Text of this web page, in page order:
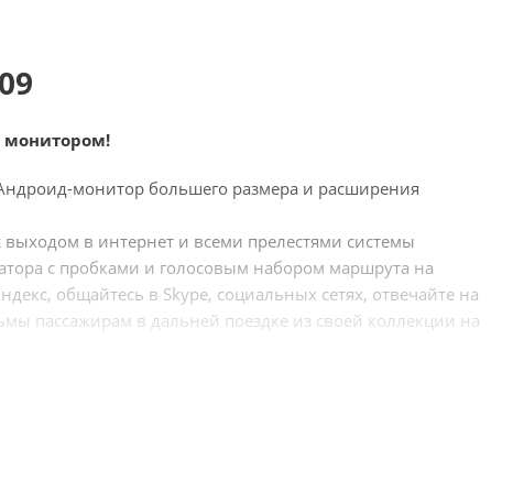
монитором!
монитор большего размера и расширения
в интернет и всеми прелестями системы
с пробками и голосовым набором маршрута на
общайтесь в Skype, социальных сетях, отвечайте на
пассажирам в дальней поездке из своей коллекции на
системой происходит при помощи штатных кнопок